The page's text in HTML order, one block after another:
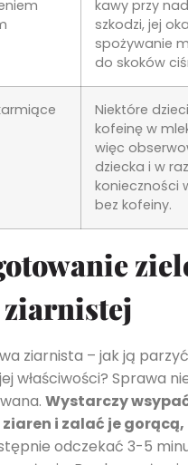
kawy przy
szkodzi, jej
spożywanie
do skoków
Niektóre
kofeinę w
więc
dziecka i w
konieczności
bez kofeiny.
ziarnista – jak ją
właściwości? Sprawa
Wystarczy
ziaren i zalać je
odczekać 3-5